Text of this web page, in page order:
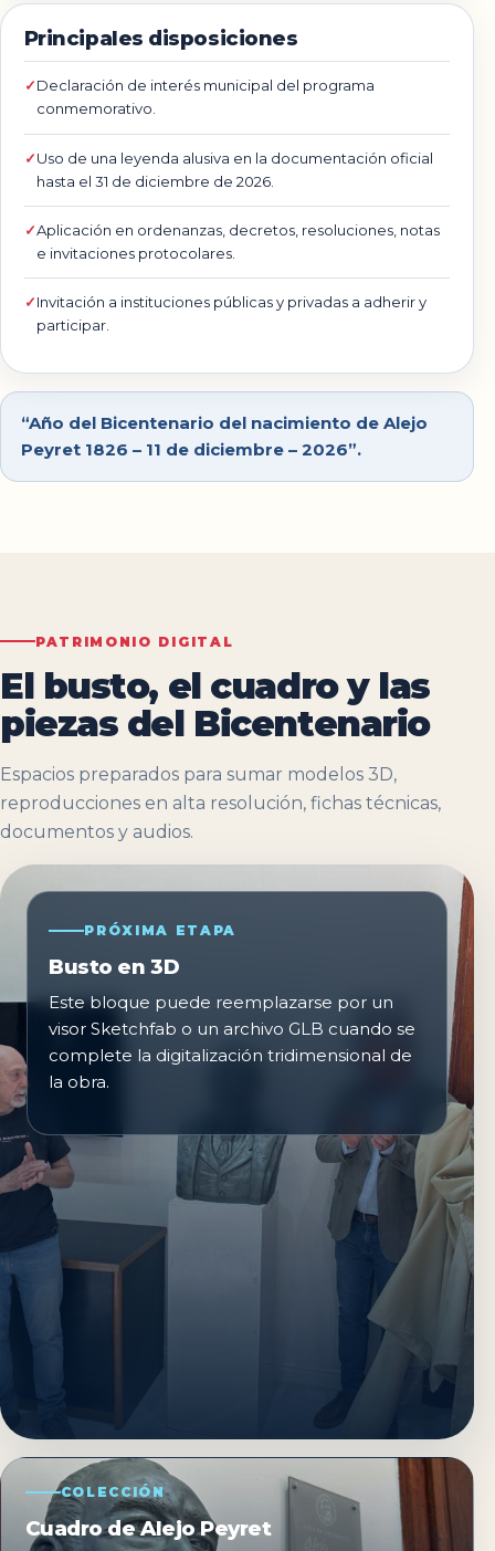
Principales disposiciones
Declaración de interés municipal del programa
conmemorativo.
Uso de una leyenda alusiva en la documentación oficial
hasta el 31 de diciembre de 2026.
Aplicación en ordenanzas, decretos, resoluciones, notas
e invitaciones protocolares.
Invitación a instituciones públicas y privadas a adherir y
participar.
“Año del Bicentenario del nacimiento de Alejo
Peyret 1826 – 11 de diciembre – 2026”.
PATRIMONIO DIGITAL
El busto, el cuadro y las
piezas del Bicentenario
Espacios preparados para sumar modelos 3D,
reproducciones en alta resolución, fichas técnicas,
documentos y audios.
PRÓXIMA ETAPA
Busto en 3D
Este bloque puede reemplazarse por un
visor Sketchfab o un archivo GLB cuando se
complete la digitalización tridimensional de
la obra.
COLECCIÓN
Cuadro de Alejo Peyret